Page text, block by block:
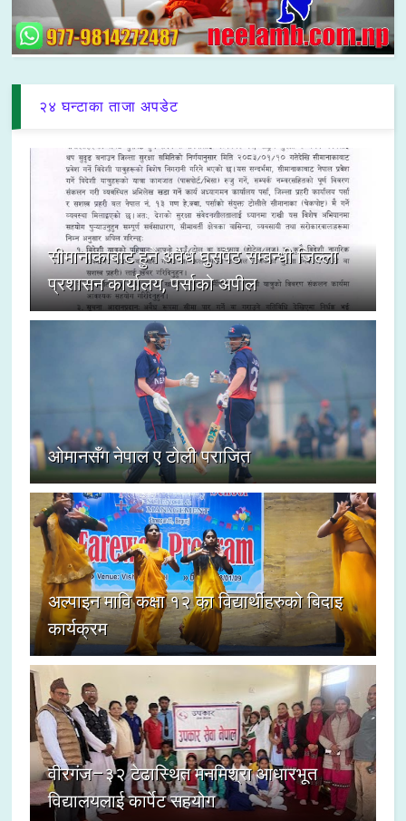
२४ घन्टाका ताजा अपडेट
सीमानाकाबाट हुने अवैध घुसपैठ सम्बन्धी जिल्ला
प्रशासन कार्यालय, पर्साको अपील
ओमानसँग नेपाल ए टोली पराजित
अल्पाइन मावि कक्षा १२ का विद्यार्थीहरुको बिदाइ
कार्यक्रम
वीरगंज–३२ टेढास्थित मनमिश्रा आधारभूत
विद्यालयलाई कार्पेट सहयोग